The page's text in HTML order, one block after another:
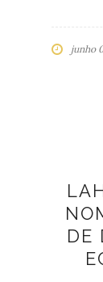
junho
DE